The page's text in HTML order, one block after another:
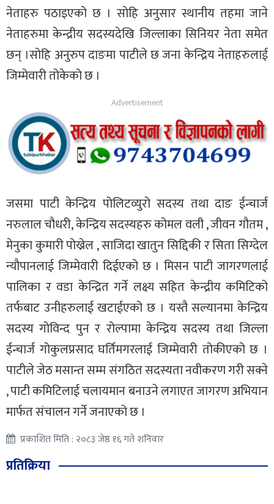
नेताहरु पठाइएको छ । सोहि अनुसार स्थानीय तहमा जाने
नेताहरुमा केन्द्रीय सदस्यदेखि जिल्लाका सिनियर नेता समेत
छन् ।सोहि अनुरुप दाङमा पाटीले छ जना केन्द्रिय नेताहरुलाई
जिम्मेवारी तोकेको छ ।
जसमा पाटी केन्द्रिय पोलिटव्युरो सदस्य तथा दाङ ईन्चार्ज
नरुलाल चौधरी, केन्द्रिय सदस्यहरु कोमल वली , जीवन गौतम ,
मेनुका कुमारी पोख्रेल , साजिदा खातुन सिद्दिकी र सिता सिग्देल
न्यौपानलाई जिम्मेवारी दिईएको छ । मिसन पाटी जागरणलाई
पालिका र वडा केन्द्रित गर्ने लक्ष्य सहित केन्द्रीय कमिटिको
तर्फबाट उनीहरुलाई खटाईएको छ । यस्तै सल्यानमा केन्द्रिय
सदस्य गोविन्द पुन र रोल्पामा केन्द्रिय सदस्य तथा जिल्ला
ईन्चार्ज गोकुलप्रसाद घर्तिमगरलाई जिम्मेवारी तोकीएको छ ।
पाटीले जेठ मसान्त सम्म संगठित सदस्यता नवीकरण गरी सक्ने
, पाटी कमिटिलाई चलायमान बनाउने लगाएत जागरण अभियान
मार्फत संचालन गर्ने जनाएको छ ।
प्रकाशित मिति : २०८३ जेष्ठ १६ गते शनिवार
प्रतिक्रिया